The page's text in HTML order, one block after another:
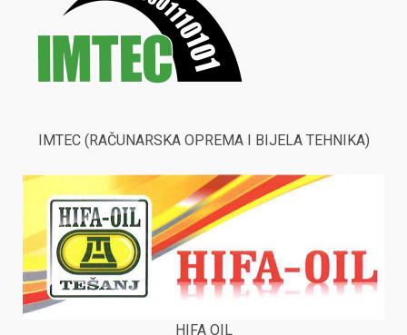
IMTEC (RAČUNARSKA OPREMA I BIJELA TEHNIKA)
HIFA OIL